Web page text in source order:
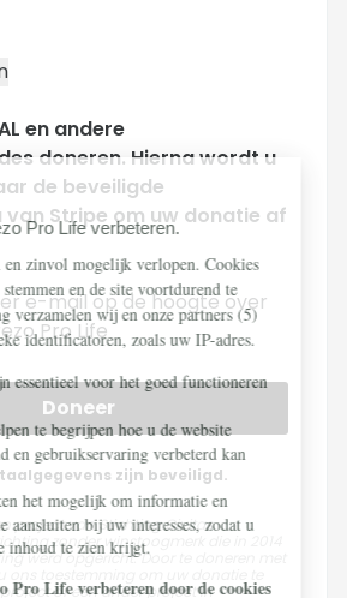
en andere
doneren. Hierna wordt u
de beveiligde
Stripe om uw donatie af
e-mail op de hoogte over
Pro Life
Doneer
zijn beveiligd.
project van Stichting Civitas
zonder winstoogmerk die in 2014
werd opgericht. Door te doneren met
of een ander project in